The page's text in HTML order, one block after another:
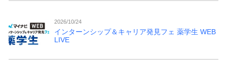
2026/10/24
インターンシップ＆キャリア発見フェ 薬学生 WEB
LIVE